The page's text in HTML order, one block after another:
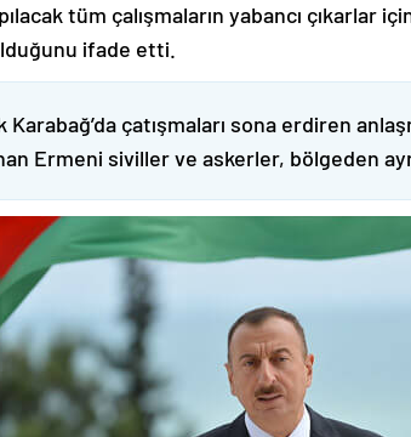
tüm çalışmaların yabancı çıkarlar
ifade etti.
Karabağ’da çatışmaları sona erdiren
Ermeni siviller ve askerler, bölgeden